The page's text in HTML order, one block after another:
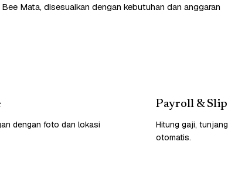
Mata, disesuaikan dengan kebutuhan dan anggaran
dengan foto dan lokasi
Payroll &
Hitung gaji,
otomatis.